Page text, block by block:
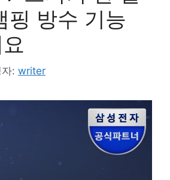
핑 방수 기능
: writer